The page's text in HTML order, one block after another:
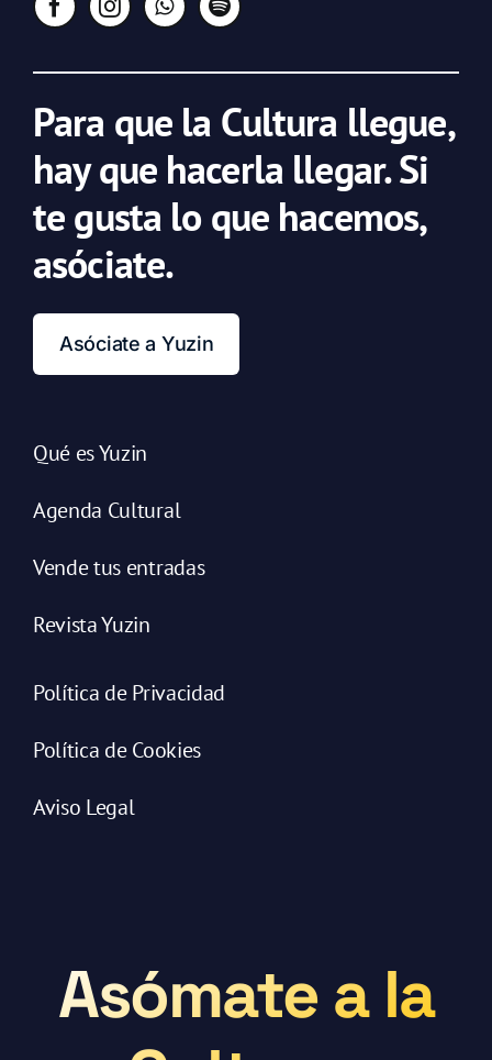
Para que la Cultura llegue,
hay que hacerla llegar. Si
te gusta lo que hacemos,
asóciate.
Asóciate a Yuzin
Qué es Yuzin
Agenda Cultural
Vende tus entradas
Revista Yuzin
Política de Privacidad
Política de Cookies
Aviso Legal
Asómate a la